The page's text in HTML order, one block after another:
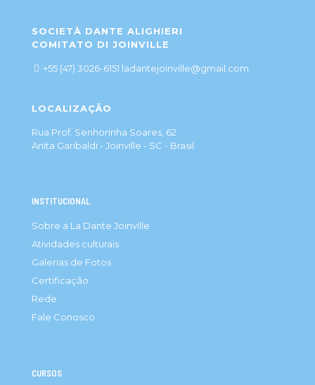
SOCIETÀ DANTE ALIGHIERI
COMITATO DI JOINVILLE
+55 (47) 3026-6151 ladantejoinville@gmail.com
LOCALIZAÇÃO
Rua Prof. Senhorinha Soares, 62
Anita Garibaldi - Joinville - SC - Brasil
INSTITUCIONAL
Sobre a La Dante Joinville
Atividades culturais
Galerias de Fotos
Certificação
Rede
Fale Conosco
CURSOS